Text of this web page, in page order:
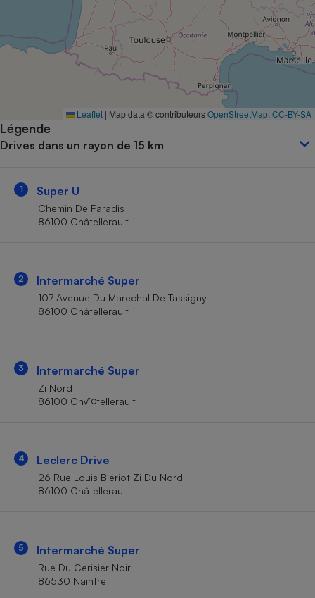
Leaflet | Map data © contributeursOpenStreetMap CC-BY-SA
Légende
Drives dans un rayon de 15 km
1 Super U
Chemin De Paradis
86100 Châtellerault
2 Intermarché Super
107 Avenue Du Marechal De Tassigny
86100 Châtellerault
3 Intermarché Super
Zi Nord
86100 Ch√¢tellerault
4 Leclerc Drive
26 Rue Louis Blériot Zi Du Nord
86100 Châtellerault
5 Intermarché Super
Rue Du Cerisier Noir
86530 Naintre
Complément
alimentaire
Assurance emprunteur
Petit électroménager -
Mutuelle